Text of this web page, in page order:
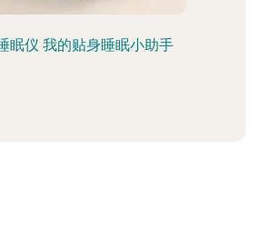
眠仪 我的贴身睡眠小助手